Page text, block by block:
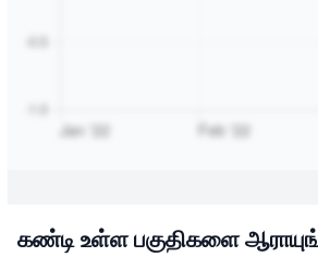
கண்டி உள்ள பகுதிகளை